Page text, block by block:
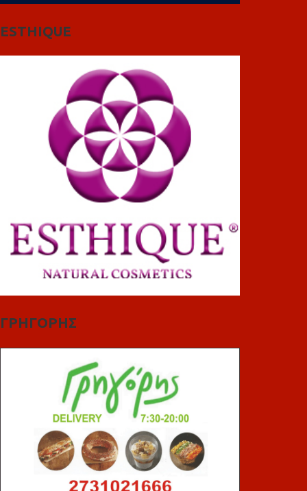
ESTHIQUE
ΓΡΗΓΟΡΗΣ